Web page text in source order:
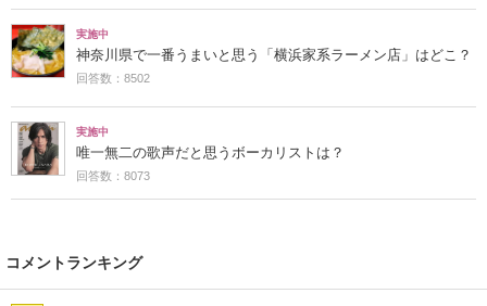
実施中
神奈川県で一番うまいと思う「横浜家系ラーメン店」はどこ？
回答数：8502
実施中
唯一無二の歌声だと思うボーカリストは？
回答数：8073
コメントランキング